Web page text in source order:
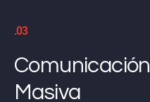
.03
Comunicación
Masiva